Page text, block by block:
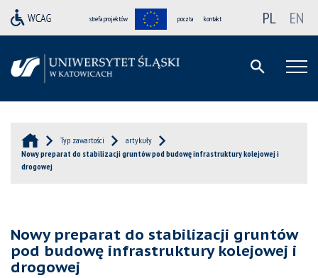
strefa projektów poczta kontakt PL EN
Typ zawartości
artykuły
Nowy preparat do stabilizacji gruntów pod budowę infrastruktury kolejowej i
drogowej
Nowy preparat do stabilizacji gruntów
pod budowę infrastruktury kolejowej i
drogowej